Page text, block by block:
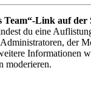
Team“-Link auf der
du eine
der
Informationen
moderieren.